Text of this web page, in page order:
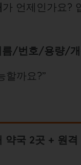
가 언제인가요?
름/번호/용량/
할까요?”
약국 2곳 + 원격